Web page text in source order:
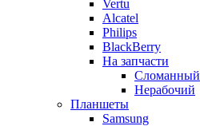
Vertu
Alcatel
Philips
BlackBerry
На запчасти
Сломанный
Нерабочий
Планшеты
Samsung